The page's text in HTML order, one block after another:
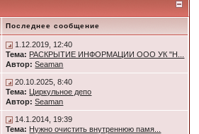
Последнее сообщение
1.12.2019, 12:40
Тема: РАСКРЫТИЕ ИНФОРМАЦИИ ООО УК "Н...
Автор: Seaman
20.10.2025, 8:40
Тема: Циркульное депо
Автор: Seaman
14.1.2014, 19:39
Тема: Нужно очистить внутреннюю памя...